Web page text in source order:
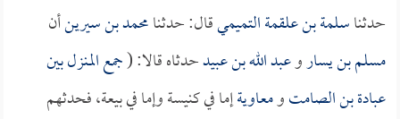
حدثناسلمة بن علقمة التميميقال: حدثنامحمد بن سيرينأن
مسلم بن يساروعبد الله بن عبيدحدثاه قالا: (جمع المنزل بين
عبادة بن الصامتومعاويةإما في كنيسة وإما في بيعة، فحدثهم